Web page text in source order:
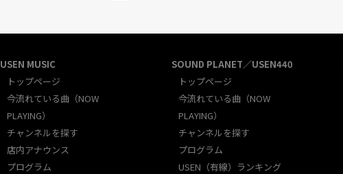
USEN MUSIC
トップページ
今流れている曲（NOW
PLAYING）
チャンネルを探す
店内アナウンス
プログラム
SOUND PLANET／USEN440
トップページ
今流れている曲（NOW
PLAYING）
チャンネルを探す
プログラム
USEN（有線）ランキング